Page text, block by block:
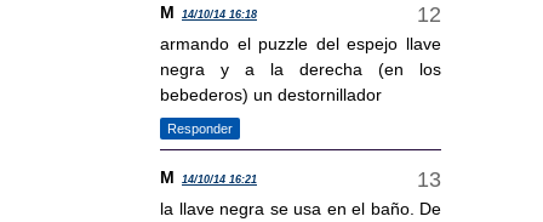
M 14/10/14 16:18
armando el puzzle del espejo llave
negra y a la derecha (en los
bebederos) un destornillador
Responder
M 14/10/14 16:21
la llave negra se usa en el baño. De